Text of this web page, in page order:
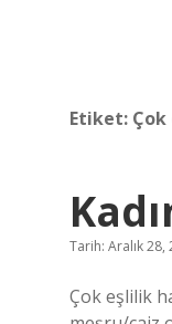
Etiket:
Tarih: Aralık 28,
Çok eşlilik